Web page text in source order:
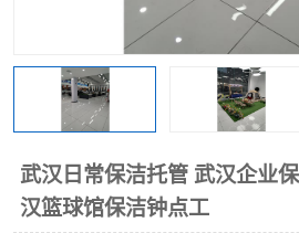
武汉日常保洁托管 武汉企业
汉篮球馆保洁钟点工